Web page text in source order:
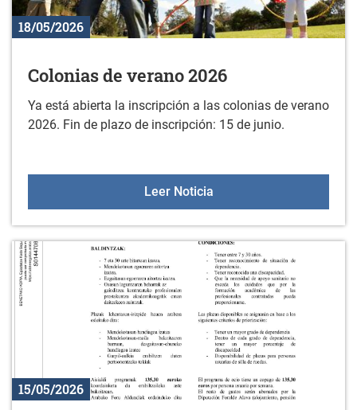
18/05/2026
Colonias de verano 2026
Ya está abierta la inscripción a las colonias de verano
2026. Fin de plazo de inscripción: 15 de junio.
Leer NoticiaColonias de verano 2026
15/05/2026